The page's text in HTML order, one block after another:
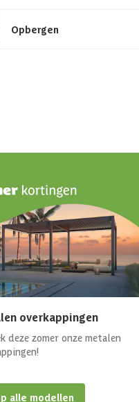
Opbergen
overkappingen
deze zomer onze metalen
alle modellen